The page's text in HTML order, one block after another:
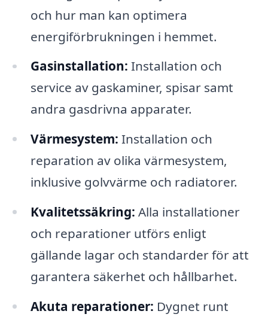
och hur man kan optimera
energiförbrukningen i hemmet.
Gasinstallation: Installation och
service av gaskaminer, spisar samt
andra gasdrivna apparater.
Värmesystem: Installation och
reparation av olika värmesystem,
inklusive golvvärme och radiatorer.
Kvalitetssäkring: Alla installationer
och reparationer utförs enligt
gällande lagar och standarder för att
garantera säkerhet och hållbarhet.
Akuta reparationer: Dygnet runt